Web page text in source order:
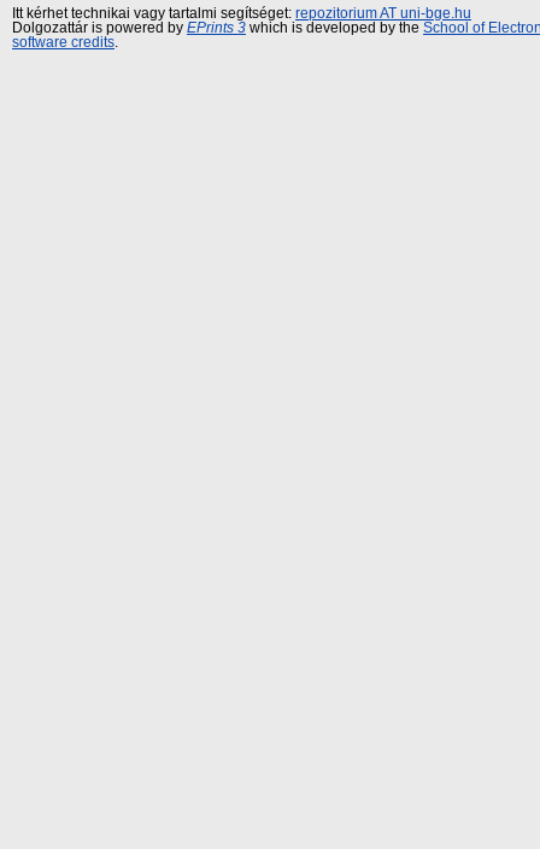
Itt kérhet technikai vagy tartalmi segítséget: repozitorium AT uni-bge.hu
Dolgozattár is powered by EPrints 3 which is developed by the School of
software credits